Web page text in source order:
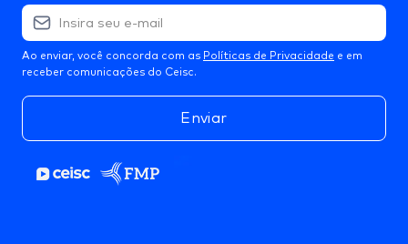
Ao enviar, você concorda com as Políticas de Privacidade e em
receber comunicações do Ceisc.
Enviar